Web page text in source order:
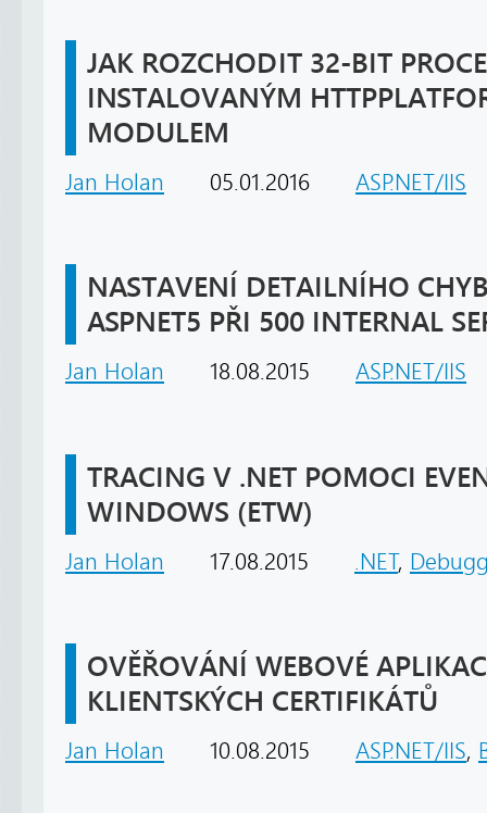
JAK ROZCHODIT 32-BIT
INSTALOVANÝM
MODULEM
Jan Holan 05.01.2016 ASP.NET/IIS
NASTAVENÍ DETAILNÍHO
ASPNET5 PŘI 500 INTERNAL
Jan Holan 18.08.2015 ASP.NET/IIS
TRACING V .NET POMOCI
WINDOWS (ETW)
Jan Holan 17.08.2015 .NET,
OVĚŘOVÁNÍ WEBOVÉ
KLIENTSKÝCH CERTIFIKÁTŮ
Jan Holan 10.08.2015 ASP.NET/IIS,